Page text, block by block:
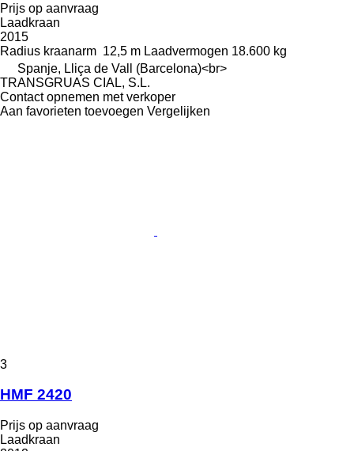
Prijs op aanvraag
Laadkraan
2015
Radius kraanarm 12,5 m Laadvermogen 18.600 kg
Spanje, Lliça de Vall (Barcelona)<br>
TRANSGRUAS CIAL, S.L.
Contact opnemen met verkoper
Aan favorieten toevoegen Vergelijken
3
HMF 2420
Prijs op aanvraag
Laadkraan